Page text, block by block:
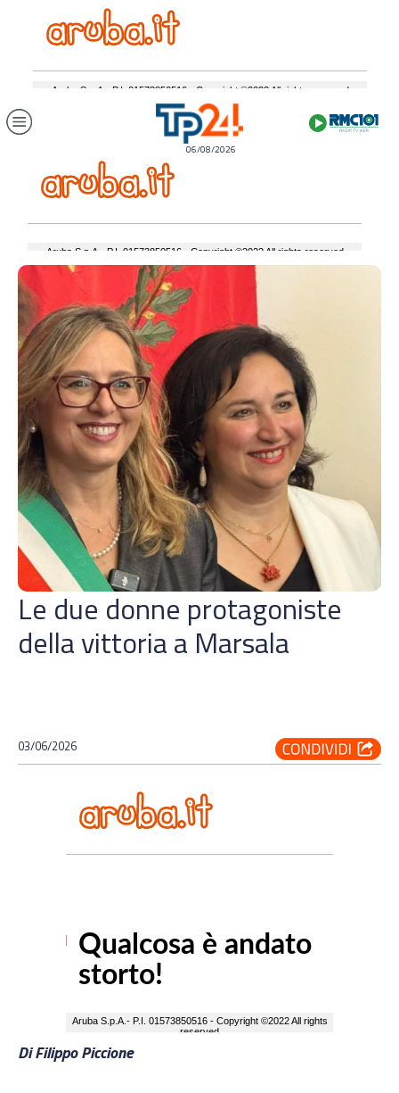
06/08/2026
Le due donne protagoniste
della vittoria a Marsala
03/06/2026
Di Filippo Piccione